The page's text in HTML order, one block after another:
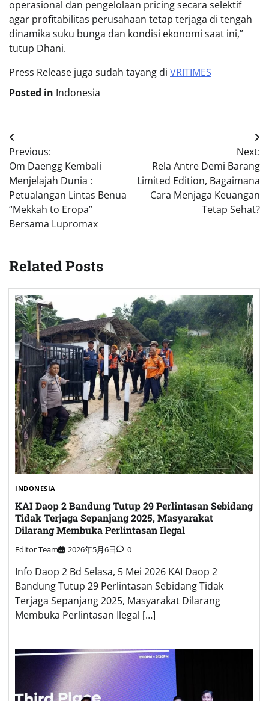
operasional dan pengelolaan pricing secara selektif
agar profitabilitas perusahaan tetap terjaga di tengah
dinamika suku bunga dan kondisi ekonomi saat ini,”
tutup Dhani.
Press Release juga sudah tayang di VRITIMES
Posted in Indonesia
Post
navigation
Previous:
Om Daengg Kembali
Menjelajah Dunia :
Petualangan Lintas Benua
“Mekkah to Eropa”
Bersama Lupromax
Next:
Rela Antre Demi Barang
Limited Edition, Bagaimana
Cara Menjaga Keuangan
Tetap Sehat?
Related Posts
INDONESIA
KAI Daop 2 Bandung Tutup 29 Perlintasan Sebidang
Tidak Terjaga Sepanjang 2025, Masyarakat
Dilarang Membuka Perlintasan Ilegal
Editor Team 2026年5月6日 0
Info Daop 2 Bd Selasa, 5 Mei 2026 KAI Daop 2
Bandung Tutup 29 Perlintasan Sebidang Tidak
Terjaga Sepanjang 2025, Masyarakat Dilarang
Membuka Perlintasan Ilegal […]